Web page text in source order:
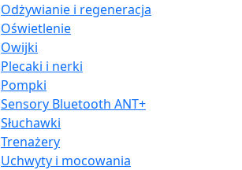
Odżywianie i regeneracja
Oświetlenie
Owijki
Plecaki i nerki
Pompki
Sensory Bluetooth ANT+
Słuchawki
Trenażery
Uchwyty i mocowania